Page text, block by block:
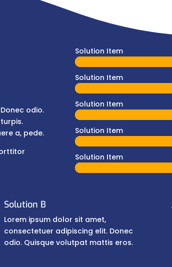
odio.
a, pede.
Solution Item
Solution Item
Solution Item
Solution Item
Solution Item
Solution B
Lorem ipsum dolor sit amet,
consectetuer adipiscing elit. Donec
odio. Quisque volutpat mattis eros.